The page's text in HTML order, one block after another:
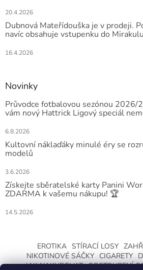
20.4.2026
Dubnová Mateřídouška je v prodeji.
navíc obsahuje vstupenku do
16.4.2026
Novinky
Průvodce fotbalovou sezónou 2026/
vám nový Hattrick Ligový speciál
6.8.2026
Kultovní náklaďáky minulé éry se
modelů
3.6.2026
Získejte sběratelské karty Panini
ZDARMA k vašemu nákupu! 🏆
14.5.2026
EROTIKA STÍRACÍ LOSY
NIKOTINOVÉ SÁČKY CIGARETY
JAK NAKUPOVAT ODSTOUPENÍ